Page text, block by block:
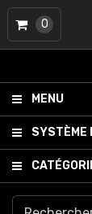
MENU
SYSTÈME
0